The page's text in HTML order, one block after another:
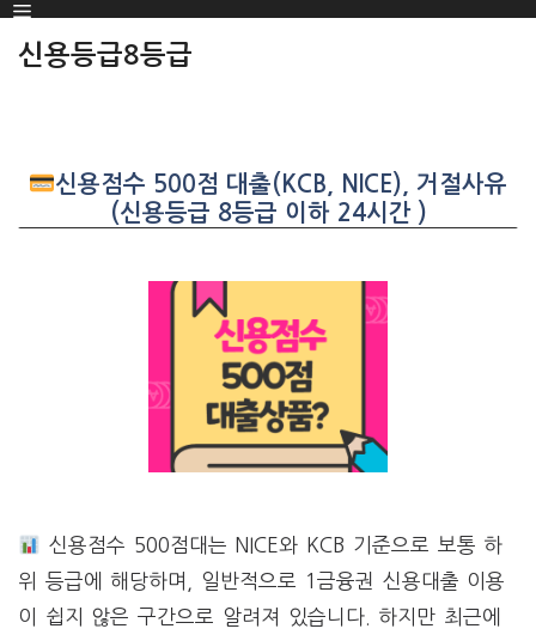
SKIP
TO
Menu
신용등급8등급
신용점수 500점 대출(KCB, NICE), 거절사유
(신용등급 8등급 이하 24시간 )
신용점수 500점대는 NICE와 KCB 기준으로 보통 하
위 등급에 해당하며, 일반적으로 1금융권 신용대출 이용
이 쉽지 않은 구간으로 알려져 있습니다. 하지만 최근에